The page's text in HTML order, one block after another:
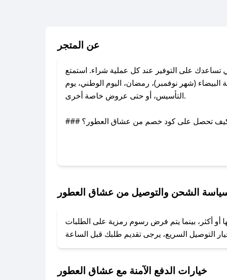
عن المتجر
على التوفير عند كل عملية شراء. استمتع
(شهر نوفمبر)، رمضان، اليوم الوطني، يوم
التأسيس، أو حتى عروض خاصة أخرى.
### كيف تحصل على كود خصم من عشاق العطور؟
تويتر أو البريد الإلكتروني لإضافته بسرعة.
وسنقوم بحل المشكلة في أسرع وقت ممكن.
### ماذا أفعل إذا لم أجد كود خصم لمتجري المفضل؟
الشحن والتوصيل من عشاق العطور
أكثر، بينما يتم فرض رسوم رمزية على الطلبات
خيارات الدفع الآمنة مع عشاق العطور